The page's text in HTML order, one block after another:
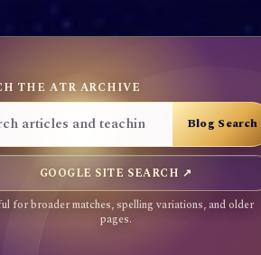
THE ATR ARCHIVE
GOOGLE SITE SEARCH ↗
for broader matches, spelling variations, and older
pages.